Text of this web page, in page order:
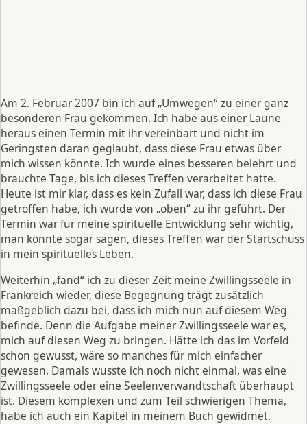
Am 2. Februar 2007 bin ich auf „Umwegen“ zu einer ganz
besonderen Frau gekommen. Ich habe aus einer Laune
heraus einen Termin mit ihr vereinbart und nicht im
Geringsten daran geglaubt, dass diese Frau etwas über
mich wissen könnte. Ich wurde eines besseren belehrt und
brauchte Tage, bis ich dieses Treffen verarbeitet hatte.
Heute ist mir klar, dass es kein Zufall war, dass ich diese Frau
getroffen habe, ich wurde von „oben“ zu ihr geführt. Der
Termin war für meine spirituelle Entwicklung sehr wichtig,
man könnte sogar sagen, dieses Treffen war der Startschuss
in mein spirituelles Leben.
Weiterhin „fand“ ich zu dieser Zeit meine Zwillingsseele in
Frankreich wieder, diese Begegnung trägt zusätzlich
maßgeblich dazu bei, dass ich mich nun auf diesem Weg
befinde. Denn die Aufgabe meiner Zwillingsseele war es,
mich auf diesen Weg zu bringen. Hätte ich das im Vorfeld
schon gewusst, wäre so manches für mich einfacher
gewesen. Damals wusste ich noch nicht einmal, was eine
Zwillingsseele oder eine Seelenverwandtschaft überhaupt
ist. Diesem komplexen und zum Teil schwierigen Thema,
habe ich auch ein Kapitel in meinem Buch gewidmet.